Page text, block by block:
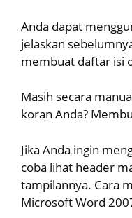
Anda dapat
jelaskan
membuat daftar isi
Masih secara
koran Anda?
Jika Anda ingin
coba lihat header
tampilannya. Cara
Microsoft Word